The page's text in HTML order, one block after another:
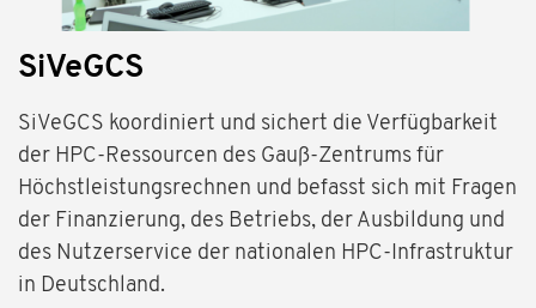
SiVeGCS
SiVeGCS koordiniert und sichert die Verfügbarkeit
der HPC-Ressourcen des Gauß-Zentrums für
Höchstleistungsrechnen und befasst sich mit Fragen
der Finanzierung, des Betriebs, der Ausbildung und
des Nutzerservice der nationalen HPC-Infrastruktur
in Deutschland.